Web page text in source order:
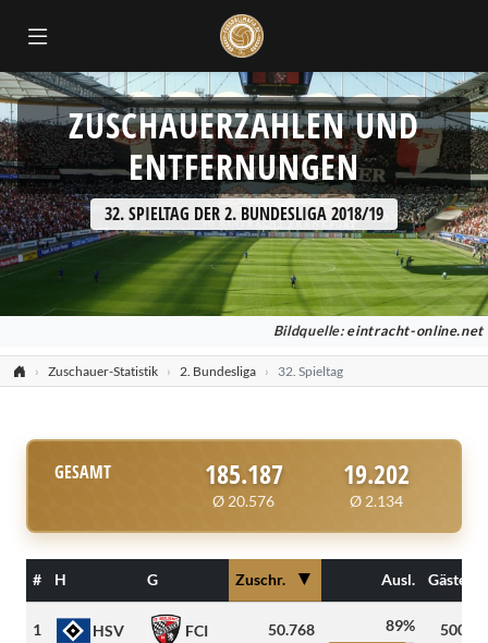
ZUSCHAUERZAHLEN UND
ENTFERNUNGEN
32. SPIELTAG DER 2. BUNDESLIGA 2018/19
Bildquelle: eintracht-online.net
Zuschauer-Statistik 2. Bundesliga 32. Spieltag
GESAMT 185.187
Ø 20.576
19.202
Ø 2.134
# H G Zuschr. ▼ Ausl. Gäste
1 HSV FCI 50.768 89% 500